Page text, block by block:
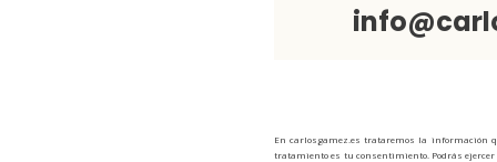
En carlosgamez.es trataremos la información
tratamiento es tu consentimiento. Podrás